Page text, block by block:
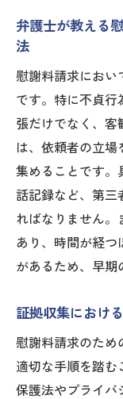
弁護士
基本ス
慰謝料
対策
弁護士
弁護士
め方
慰謝料
きるサ
弁護士が教える
法
慰謝料請求におい
です。特に不貞行
張だけでなく、客
は、依頼者の立場
集めることです。
話記録など、第三
ればなりません。
あり、時間が経
があるため、早期
証拠収集におけ
慰謝料請求のため
適切な手順を踏む
保護法やプライバ